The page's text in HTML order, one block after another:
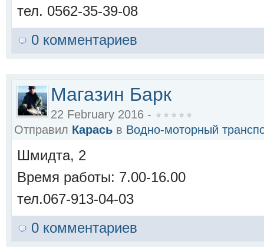
тел. 0562-35-39-08
0 комментариев
Магазин Барк
22 February 2016 -
Отправил Карась в Водно-моторный
Шмидта, 2
Время работы: 7.00-16.00
тел.067-913-04-03
0 комментариев